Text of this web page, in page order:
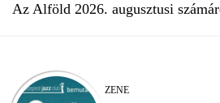
Az Alföld 2026. augusztusi
ZENE